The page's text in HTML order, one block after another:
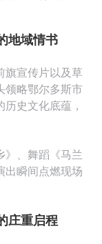
地域情书
旗宣传片以及草
领略鄂尔多斯市
史文化底蕴，
》、舞蹈《马兰
出瞬间点燃现场
庄重启程